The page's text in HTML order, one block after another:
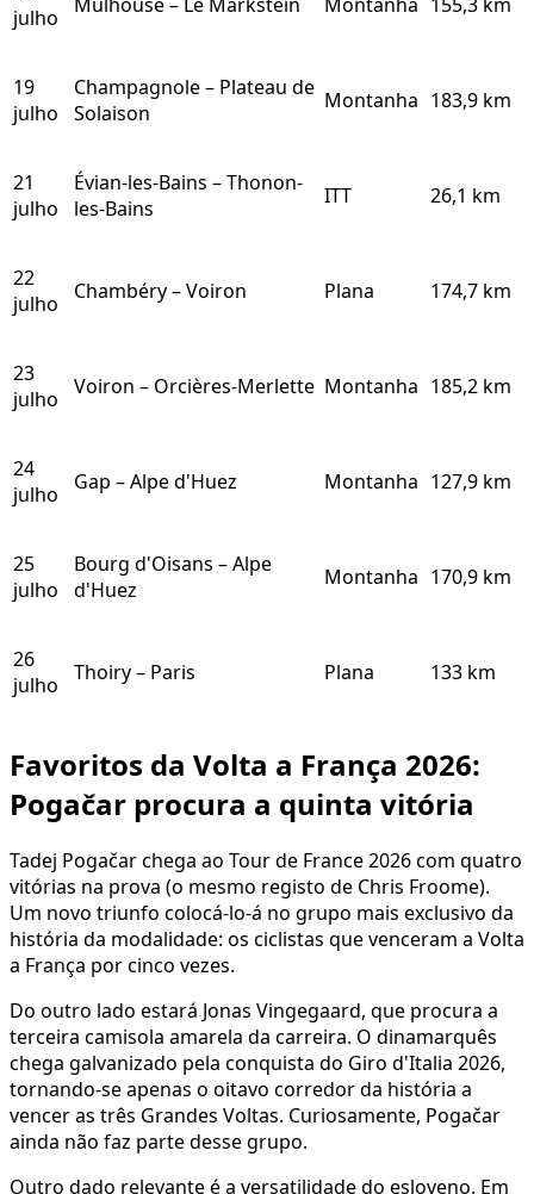
julho
19
julho
Champagnole – Plateau de
Solaison
Montanha 183,9 km
21
julho
Évian-les-Bains – Thonon-
les-Bains
ITT 26,1 km
22
julho
Chambéry – Voiron Plana 174,7 km
23
julho
Voiron – Orcières-Merlette Montanha 185,2 km
24
julho
Gap – Alpe d'Huez Montanha 127,9 km
25
julho
Bourg d'Oisans – Alpe
d'Huez
Montanha 170,9 km
26
julho
Thoiry – Paris Plana 133 km
Favoritos da Volta a França 2026:
Pogačar procura a quinta vitória
Tadej Pogačar chega ao Tour de France 2026 com quatro
vitórias na prova (o mesmo registo de Chris Froome).
Um novo triunfo colocá-lo-á no grupo mais exclusivo da
história da modalidade: os ciclistas que venceram a Volta
a França por cinco vezes.
Do outro lado estará Jonas Vingegaard, que procura a
terceira camisola amarela da carreira. O dinamarquês
chega galvanizado pela conquista do Giro d'Italia 2026,
tornando-se apenas o oitavo corredor da história a
vencer as três Grandes Voltas. Curiosamente, Pogačar
ainda não faz parte desse grupo.
Outro dado relevante é a versatilidade do esloveno. Em